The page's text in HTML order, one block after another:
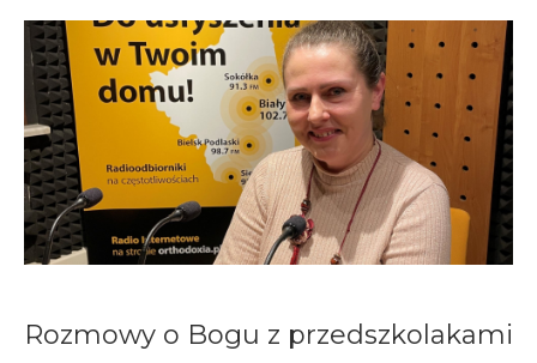
Rozmowy o Bogu z przedszkolakami